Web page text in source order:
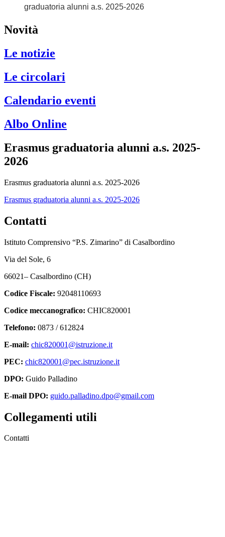
graduatoria alunni a.s. 2025-2026
Novità
Le notizie
Le circolari
Calendario eventi
Albo Online
Erasmus graduatoria alunni a.s. 2025-
2026
Erasmus graduatoria alunni a.s. 2025-2026
Erasmus graduatoria alunni a.s. 2025-2026
Contatti
Istituto Comprensivo “P.S. Zimarino” di Casalbordino
Via del Sole, 6
66021– Casalbordino (CH)
Codice Fiscale: 92048110693
Codice meccanografico: CHIC820001
Telefono: 0873 / 612824
E-mail: chic820001@istruzione.it
PEC: chic820001@pec.istruzione.it
DPO: Guido Palladino
E-mail DPO: guido.palladino.dpo@gmail.com
Collegamenti utili
Contatti